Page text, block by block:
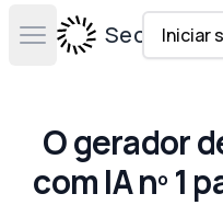
Open main menuSecta Labs
Iniciar
O gerador
com IA nº 1